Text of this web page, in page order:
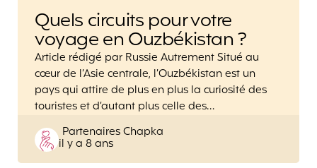
Quels circuits pour votre
voyage en Ouzbékistan ?
Article rédigé par Russie Autrement Situé au
cœur de l’Asie centrale, l’Ouzbékistan est un
pays qui attire de plus en plus la curiosité des
touristes et d’autant plus celle des…
Posted
by
Partenaires Chapka
il y a 8 ans